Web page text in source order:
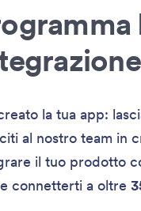
la tua app:
al nostro team in
il tuo prodotto
connetterti a oltre